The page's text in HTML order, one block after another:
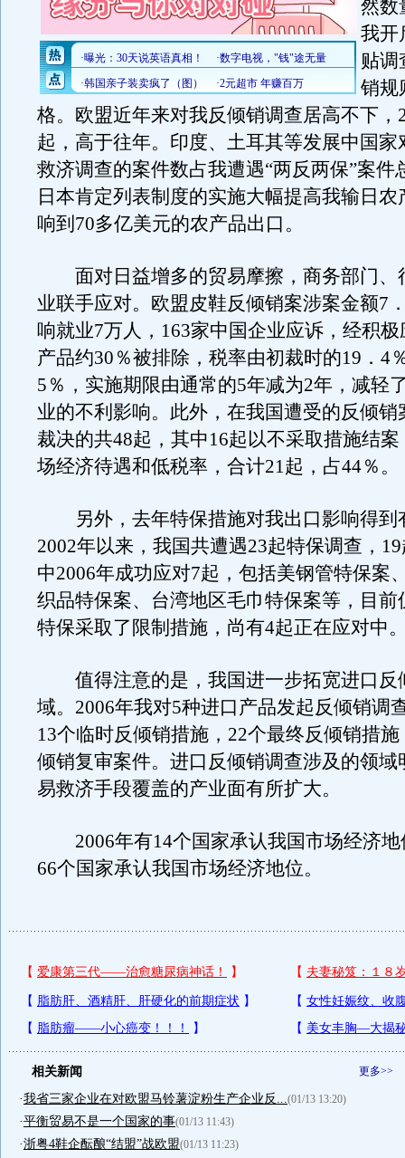
然数
我开
贴调
销规
格。欧盟近年来对我反倾销调查居高不下，
起，高于往年。印度、土耳其等发展中国家
救济调查的案件数占我遭遇“两反两保”案件
日本肯定列表制度的实施大幅提高我输日农
响到70多亿美元的农产品出口。
面对日益增多的贸易摩擦，商务部门、
业联手应对。欧盟皮鞋反倾销案涉案金额7
响就业7万人，163家中国企业应诉，经积
产品约30％被排除，税率由初裁时的19．4
5％，实施期限由通常的5年减为2年，减轻
业的不利影响。此外，在我国遭受的反倾销
裁决的共48起，其中16起以不采取措施结
场经济待遇和低税率，合计21起，占44％。
另外，去年特保措施对我出口影响得到
2002年以来，我国共遭遇23起特保调查，
中2006年成功应对7起，包括美钢管特保案
织品特保案、台湾地区毛巾特保案等，目前
特保采取了限制措施，尚有4起正在应对中
值得注意的是，我国进一步拓宽进口反
域。2006年我对5种进口产品发起反倾销调
13个临时反倾销措施，22个最终反倾销措
倾销复审案件。进口反倾销调查涉及的领域
易救济手段覆盖的产业面有所扩大。
2006年有14个国家承认我国市场经济地
66个国家承认我国市场经济地位。
更多>>
相关新闻
·我省三家企业在对欧盟马铃薯淀粉生产企业反... (01/13 13:20)
·平衡贸易不是一个国家的事(01/13 11:43)
·浙粤4鞋企酝酿“结盟”战欧盟(01/13 11:23)